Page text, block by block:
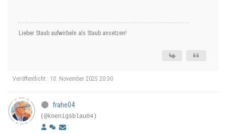
Lieber Staub aufwirbeln als Staub ansetzen!
Veröffentlicht : 10. November 2025 20:30
frahe04
(@koenigsblau04)